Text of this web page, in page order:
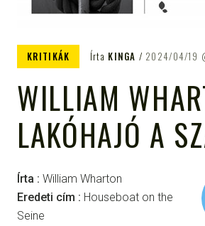
KRITIKÁK Írta KINGA 2024/04/19
WILLIAM
LAKÓHAJÓ A
Írta : William Wharton
Eredeti cím : Houseboat on the
Seine